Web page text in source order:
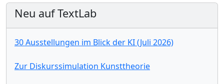
Neu auf TextLab
30 Ausstellungen im Blick der KI (Juli 2026)
Zur Diskurssimulation Kunsttheorie